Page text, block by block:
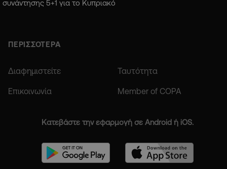
συνάντησης 5+1 για το Κυπριακό
ΠΕΡΙΣΣΟΤΕΡΑ
Διαφημιστείτε Ταυτότητα
Επικοινωνία Member of COPA
Κατεβάστε την εφαρμογή σε Android ή iOS.